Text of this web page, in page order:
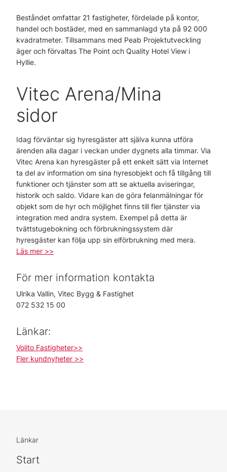
Beståndet omfattar 21 fastigheter, fördelade på kontor,
handel och bostäder, med en sammanlagd yta på 92 000
kvadratmeter. Tillsammans med Peab Projektutveckling
äger och förvaltas The Point och Quality Hotel View i
Hyllie.
Vitec Arena/Mina
sidor
Idag förväntar sig hyresgäster att själva kunna utföra
ärenden alla dagar i veckan under dygnets alla timmar. Via
Vitec Arena kan hyresgäster på ett enkelt sätt via Internet
ta del av information om sina hyresobjekt och få tillgång till
funktioner och tjänster som att se aktuella aviseringar,
historik och saldo. Vidare kan de göra felanmälningar för
objekt som de hyr och möjlighet finns till fler tjänster via
integration med andra system. Exempel på detta är
tvättstugebokning och förbrukningssystem där
hyresgäster kan följa upp sin elförbrukning med mera.
Läs mer >>
För mer information kontakta
Ulrika Vallin, Vitec Bygg & Fastighet
072 532 15 00
Länkar:
Volito Fastigheter>>
Fler kundnyheter >>
Länkar
Start